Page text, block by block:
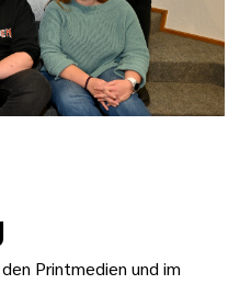
Printmedien und im